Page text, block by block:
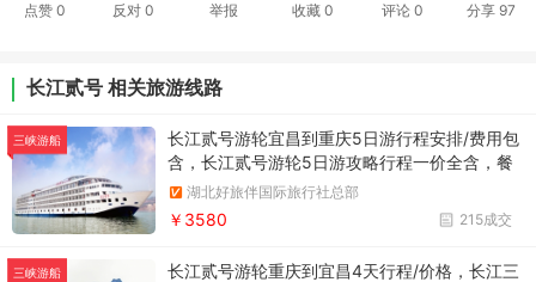
点赞 0 反对0 举报 收藏 0 评论 0 分享97
长江贰号 相关旅游线路
三峡游船
长江贰号游轮宜昌到重庆5日游行程安排/费用包
含，长江贰号游轮5日游攻略行程一价全含，餐
食升级，以康养文化为主题
湖北好旅伴国际旅行社总部
215成交
￥3580
三峡游船
长江贰号游轮重庆到宜昌4天行程/价格，长江三